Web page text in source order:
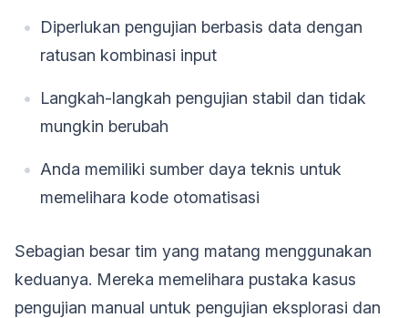
Diperlukan pengujian berbasis data dengan
ratusan kombinasi input
Langkah-langkah pengujian stabil dan tidak
mungkin berubah
Anda memiliki sumber daya teknis untuk
memelihara kode otomatisasi
Sebagian besar tim yang matang menggunakan
keduanya. Mereka memelihara pustaka kasus
pengujian manual untuk pengujian eksplorasi dan